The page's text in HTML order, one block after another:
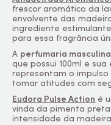
frescor aromático da
envolvente das
ingrediente
para essa fragrância
A perfumaria masculina
que possui 100ml e
representam o
tomar atitudes com
Eudora Pulse Action é
vinda da pimenta
intensidade da